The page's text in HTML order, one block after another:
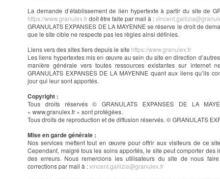
La demande d’établissement de lien hypertexte à partir du site de
https://www.granulex.frdoit être faite par mail à :
GRANULATS EXPANSES DE LA MAYENNE se réserve le droit de
que le site cible ne respecte pas les règles ainsi définies.
Liens vers des sites tiers depuis le site https://www.granulex.fr
Les liens hypertextes mis en œuvre au sein du site en direction
manière générale vers toutes ressources existantes sur internet
GRANULATS EXPANSES DE LA MAYENNE quant aux liens qu’ils
jour qui leur sont apportés.
Copyright :
Tous droits réservés © GRANULATS EXPANSES DE LA
« www.granulex.fr » sont protégées.
Tous droits de reproduction et de diffusion réservés. © GRANULATS
Mise en garde générale :
Nos services mettent tout en œuvre pour offrir aux visiteurs de ce
Cependant, malgré tous les soins apportés, le site peut comporter des
des erreurs. Nous remercions les utilisateurs du site de nous
corrections par mail à :vincent.gallizia@granulex.fr